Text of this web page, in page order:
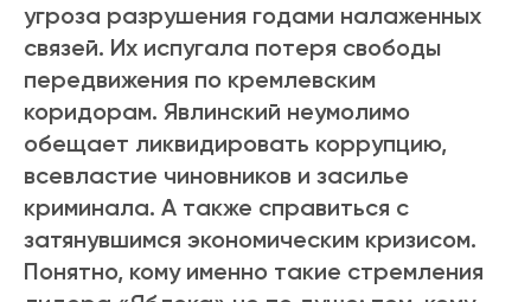
угроза разрушения годами налаженных
связей. Их испугала потеря свободы
передвижения по кремлевским
коридорам. Явлинский неумолимо
обещает ликвидировать коррупцию,
всевластие чиновников и засилье
криминала. А также справиться с
затянувшимся экономическим кризисом.
Понятно, кому именно такие стремления